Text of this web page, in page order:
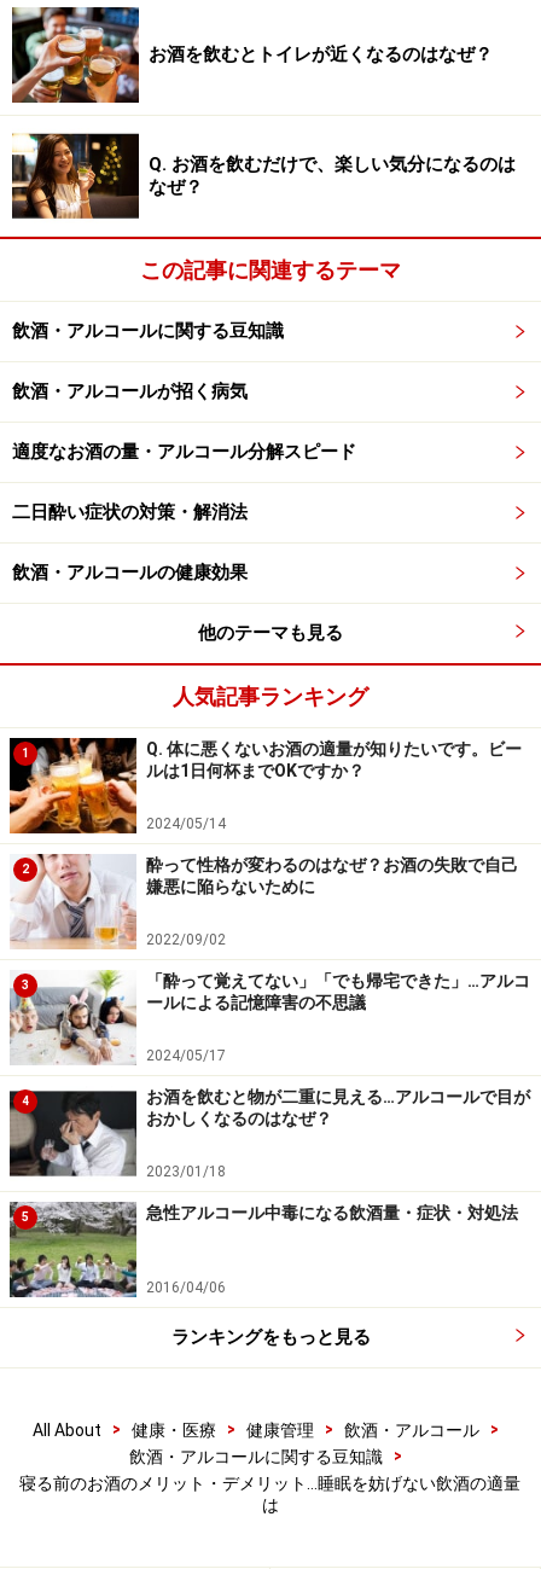
あるグルタミン酸の働きを抑え、抑制系の神経伝達物質
であるギャバの受容体を刺激することで、鎮静や催眠の
作用を発揮します。この効果のために、昔から世界中で
寝酒が愛好されてきました。
ところが、アルコールは量が増えると、睡眠の質を悪く
してしまいます。体重1kgあたり1gほどの中等量のアル
は浅い睡眠が増え、夜中に目覚めやすくなります。
じめにあった催眠効果が次第に弱まり、アルコールに対
する耐性ができてしまいます。数日後には、飲み始める
前よりも睡眠時間が短くなるため、睡眠時間を確保しよ
うとしてお酒の量が増えてしまい、結果としてアルコー
ル依存症になるリスクが高まります。
しばらくお酒を毎日飲んだあと、「これではいけない」
と思って急に飲酒を中断すると、一時的に不眠がひどく
関を受診すればよいのですが、「時間がない」とか「面
倒だ」などと思っていると、再びアルコールに依存した
生活に陥ってしまいます。
アルコールの飲みすぎが招く睡眠中の頻尿
といびき
ビールの飲みすぎで夜中にトイレへ……。睡眠の質が悪くなっ
てしまいます
お酒を飲んだ夜は、トイレが近くなって夜中に目覚めて
しまう人もいると思います。ビールをたくさん飲むとい
うことは、水分をたくさん摂っているということなの
で、その水分を出すためにトイレへ行くのは自然なこ
と。しかし、水分摂取量以外にもトイレが近くなる理由
があります。
通常、眠っている間には、おしっこが作られないように
するためのホルモン（抗利尿ホルモン）が分泌されま
てしまうため、眠っているうちにもだんだんおしっこが
溜まります。睡眠の後半になると、眠り自体が浅くなる
ので、トイレへ行くために目が覚め、睡眠が分断されて
お酒を飲むとトイレが近くなるのはなぜ？
Q. お酒を飲むだけで、楽しい気分になるのは
なぜ？
この記事に関連するテーマ
飲酒・アルコールに関する豆知識
飲酒・アルコールが招く病気
適度なお酒の量・アルコール分解スピード
二日酔い症状の対策・解消法
飲酒・アルコールの健康効果
他のテーマも見る
人気記事ランキング
1
Q. 体に悪くないお酒の適量が知りたいです。ビー
ルは1日何杯までOKですか？
2024/05/14
2
酔って性格が変わるのはなぜ？お酒の失敗で自己
嫌悪に陥らないために
2022/09/02
3
「酔って覚えてない」「でも帰宅できた」…アルコ
ールによる記憶障害の不思議
2024/05/17
4
お酒を飲むと物が二重に見える…アルコールで目が
おかしくなるのはなぜ？
2023/01/18
5 急性アルコール中毒になる飲酒量・症状・対処法
2016/04/06
ランキングをもっと見る
All About > 健康・医療 > 健康管理 > 飲酒・アルコール
>
飲酒・アルコールに関する豆知識
>
寝る前のお酒のメリット・デメリット…睡眠を妨げない飲酒の適量
は